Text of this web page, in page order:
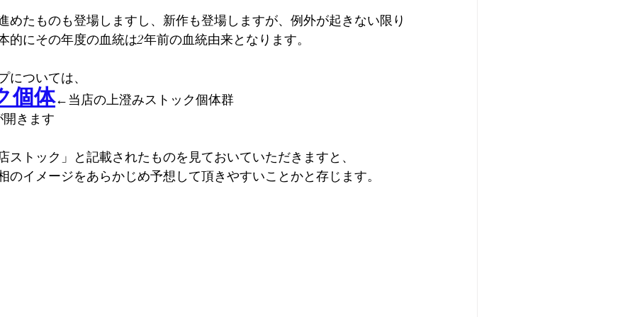
めたものも登場しますし、新作も登場しますが、例外が起きない限り
的にその年度の血統は2年前の血統由来となります。
については、
個体←当店の上澄みストック個体群
開きます
ストック」と記載されたものを見ておいていただきますと、
のイメージをあらかじめ予想して頂きやすいことかと存じます。